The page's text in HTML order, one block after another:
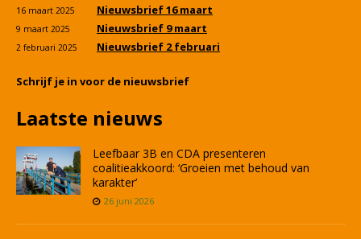
16 maart 2025 Nieuwsbrief 16 maart
9 maart 2025 Nieuwsbrief 9 maart
2 februari 2025 Nieuwsbrief 2 februari
Schrijf je in voor de nieuwsbrief
Laatste nieuws
Leefbaar 3B en CDA presenteren
coalitieakkoord: ‘Groeien met behoud van
karakter’
26 juni 2026